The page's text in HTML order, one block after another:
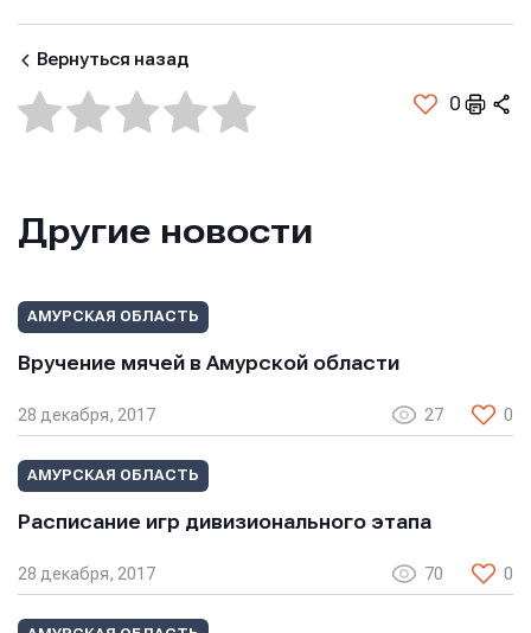
Вернуться назад
0
Другие новости
АМУРСКАЯ ОБЛАСТЬ
Вручение мячей в Амурской области
28 декабря, 2017 27 0
АМУРСКАЯ ОБЛАСТЬ
Расписание игр дивизионального этапа
28 декабря, 2017 70 0
Имя
E-mail
Телефон
Имя
E-mail
Телефон
Имя
E-mail